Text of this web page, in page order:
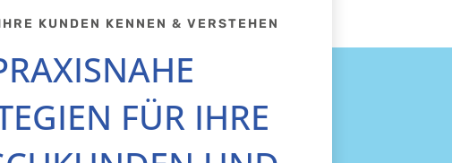
KUNDEN KENNEN & VERSTEHEN
FÜR IHRE